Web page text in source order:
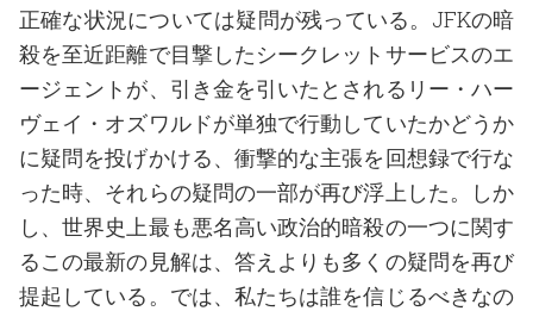
正確な状況については疑問が残っている。JFKの暗
殺を至近距離で目撃したシークレットサービスのエ
ージェントが、引き金を引いたとされるリー・ハー
ヴェイ・オズワルドが単独で行動していたかどうか
に疑問を投げかける、衝撃的な主張を回想録で行な
った時、それらの疑問の一部が再び浮上した。しか
し、世界史上最も悪名高い政治的暗殺の一つに関す
るこの最新の見解は、答えよりも多くの疑問を再び
提起している。では、私たちは誰を信じるべきなの